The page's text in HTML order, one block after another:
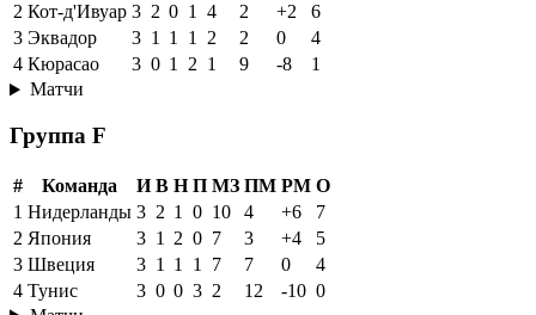
2 Кот-д'Ивуар 3 2 0 1 4 2 +2
6
3 Эквадор 3 1 1 1 2 2 0
4
4 Кюрасао 3 0 1 2 1 9 -8
1
Матчи
Группа F
# Команда И В Н П МЗ ПМ РМ О
1 Нидерланды 3 2 1 0 10 4 +6
7
2 Япония 3 1 2 0 7 3 +4
5
3 Швеция 3 1 1 1 7 7 0
4
4 Тунис 3 0 0 3 2 12 -10 0